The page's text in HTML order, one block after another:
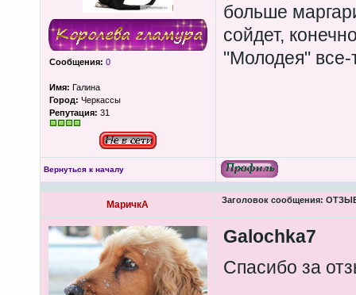
Сообщения: 0
Имя: Галина
Город: Черкассы
Репутация: 31
больше
сойдет,
"Молодея" все-
Вернуться к началу
МаричкА Заголовок сообщения:
Galochka7
Спасибо за